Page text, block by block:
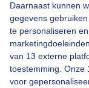
Daarnaast kunnen
gegevens
te personaliseren
van 13 externe
toestemming. Onze
voor
Over